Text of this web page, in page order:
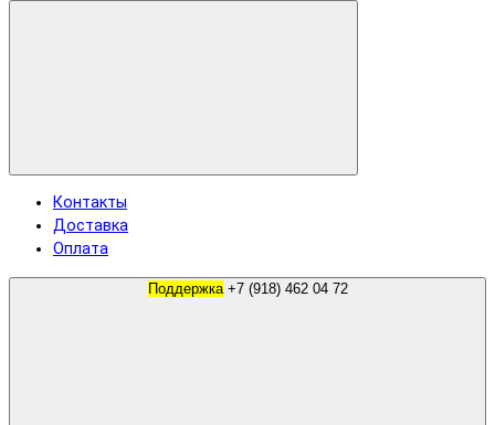
Контакты
Доставка
Оплата
Поддержка +7 (918) 462 04 72